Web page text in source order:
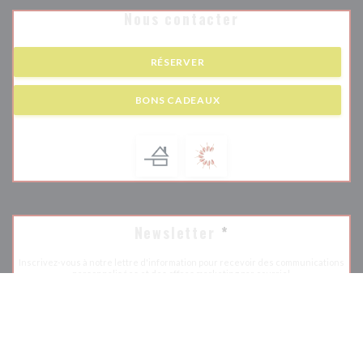
Nous contacter
RÉSERVER
BONS CADEAUX
*